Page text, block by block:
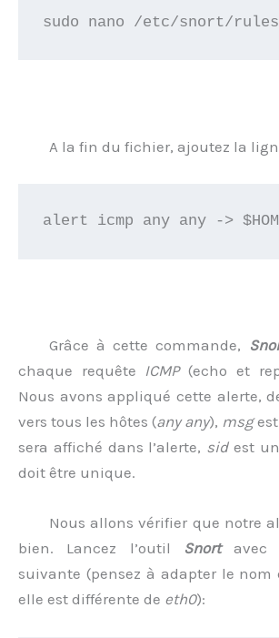
A la fin du fichier, ajoutez la
Grâce à cette commande,
chaque requête ICMP(echo et
Nous avons appliqué cette alerte,
vers tous les hôtes (any any), msgest
sera affiché dans l’alerte, sidest
doit être unique.
Nous allons vérifier que notre
bien. Lancez l’outil Snortavec
suivante (pensez à adapter le nom
elle est différente de eth0):